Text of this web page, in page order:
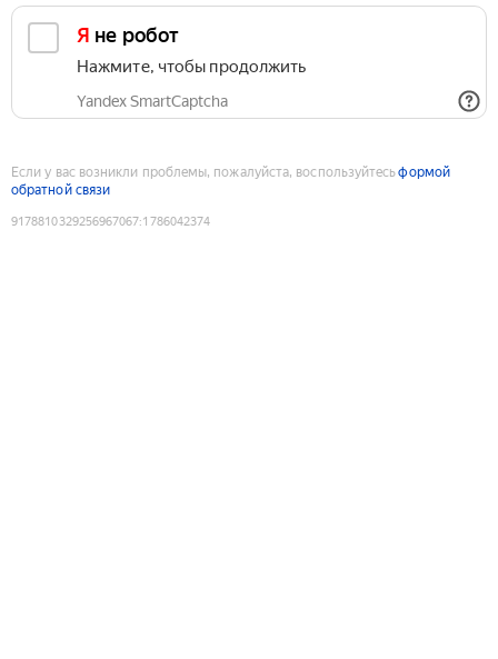
Я не робот
Нажмите, чтобы продолжить
Yandex SmartCaptcha
Если у вас возникли проблемы, пожалуйста, воспользуйтесьформой
обратной связи
9178810329256967067:1786042374